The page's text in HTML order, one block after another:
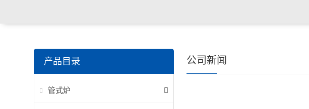
公司新闻
产品目录
管式炉